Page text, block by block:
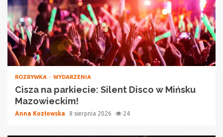
ROZRYWKA WYDARZENIA
Cisza na parkiecie: Silent Disco w Mińsku
Mazowieckim!
Anna Kozłowska 8 sierpnia 2026 24